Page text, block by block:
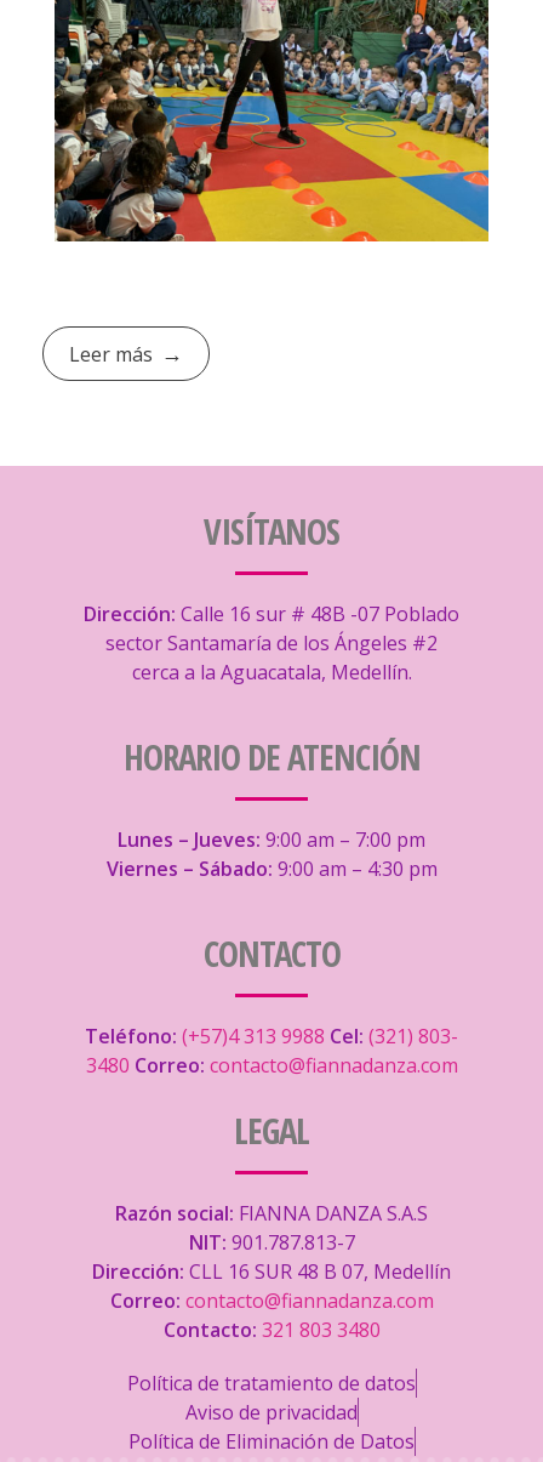
Leer más
VISÍTANOS
Dirección: Calle 16 sur # 48B -07 Poblado
sector Santamaría de los Ángeles #2
cerca a la Aguacatala, Medellín.
HORARIO DE ATENCIÓN
Lunes – Jueves: 9:00 am – 7:00 pm
Viernes – Sábado: 9:00 am – 4:30 pm
CONTACTO
Teléfono: (+57)4 313 9988 Cel: (321) 803-
3480 Correo: contacto@fiannadanza.com
LEGAL
Razón social: FIANNA DANZA S.A.S
NIT: 901.787.813-7
Dirección: CLL 16 SUR 48 B 07, Medellín
Correo: contacto@fiannadanza.com
Contacto: 321 803 3480
Política de tratamiento de datos
Aviso de privacidad
Política de Eliminación de Datos